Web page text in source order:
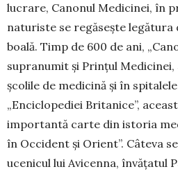
lucrare, Canonul Medicinei, în
naturiste se regăsește
boală. Timp de 600 de ani,
supranumit și Prințul
școlile de medicină și în
„Enciclopediei Britanice”,
importantă carte din istoria
în Occident și Orient”. Câteva
ucenicul lui Avicenna, învățatul